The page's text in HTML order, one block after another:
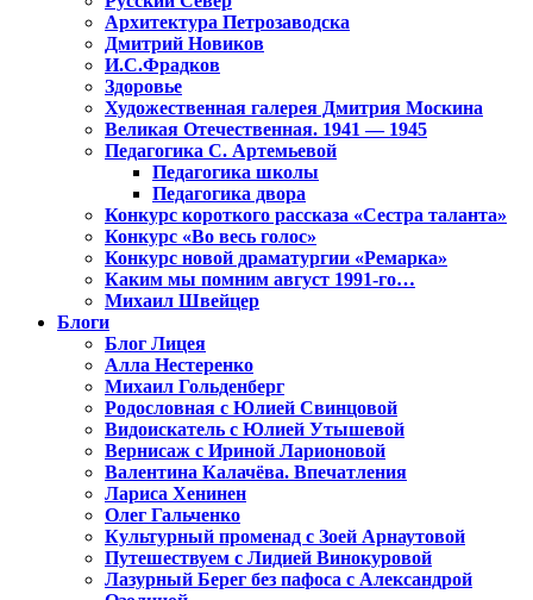
Архитектура Петрозаводска
Дмитрий Новиков
И.С.Фрадков
Здоровье
Художественная галерея Дмитрия Москина
Великая Отечественная. 1941 — 1945
Педагогика С. Артемьевой
Педагогика школы
Педагогика двора
Конкурс короткого рассказа «Сестра таланта»
Конкурс «Во весь голос»
Конкурс новой драматургии «Ремарка»
Каким мы помним август 1991-го…
Михаил Швейцер
Блоги
Блог Лицея
Алла Нестеренко
Михаил Гольденберг
Родословная с Юлией Свинцовой
Видоискатель с Юлией Утышевой
Вернисаж с Ириной Ларионовой
Валентина Калачёва. Впечатления
Лариса Хенинен
Олег Гальченко
Культурный променад с Зоей Арнаутовой
Путешествуем с Лидией Винокуровой
Лазурный Берег без пафоса с Александрой